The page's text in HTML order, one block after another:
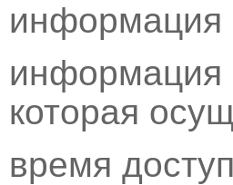
информация
информация
которая
время